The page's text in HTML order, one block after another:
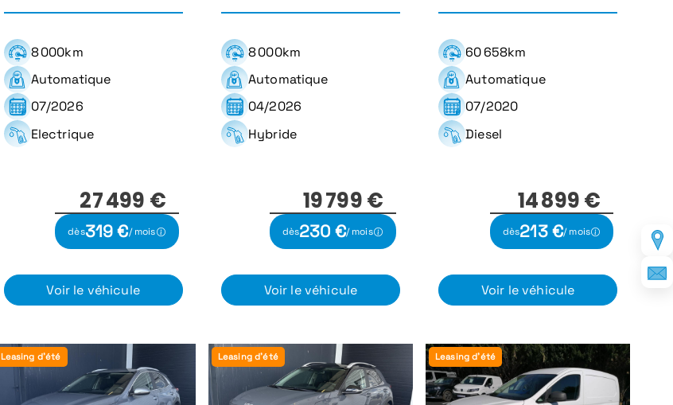
8 000km
Automatique
07/2026
Electrique
27 499 €
dès319 €/ mois
Voir le véhicule
8 000km
Automatique
04/2026
Hybride
19 799 €
dès230 €/ mois
Voir le véhicule
60 658km
Automatique
07/2020
Diesel
14 899 €
dès213 €/ mois
Voir le véhicule
Leasing d'été Leasing d'été Leasing d'été